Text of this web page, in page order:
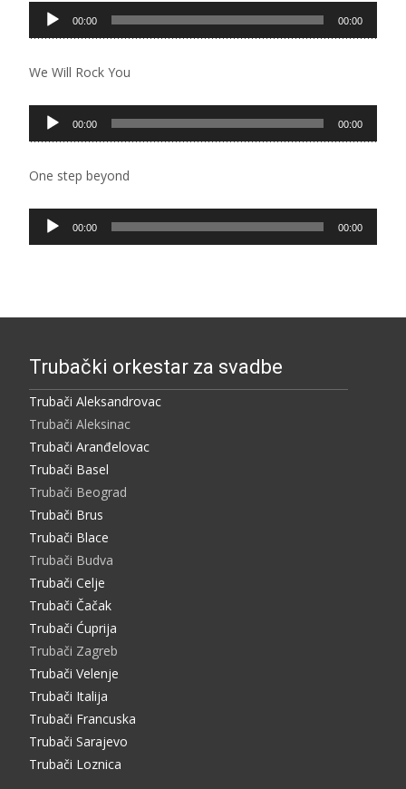
Pregledač
zvučnih
00:00 00:00
We Will Rock You
Pregledač
zvučnih
00:00 00:00
One step beyond
Pregledač
zvučnih
00:00 00:00
Trubački orkestar za svadbe
Trubači Aleksandrovac
Trubači Aleksinac
Trubači Aranđelovac
Trubači Basel
Trubači Beograd
Trubači Brus
Trubači Blace
Trubači Budva
Trubači Celje
Trubači Čačak
Trubači Ćuprija
Trubači Zagreb
Trubači Velenje
Trubači Italija
Trubači Francuska
Trubači Sarajevo
Trubači Loznica